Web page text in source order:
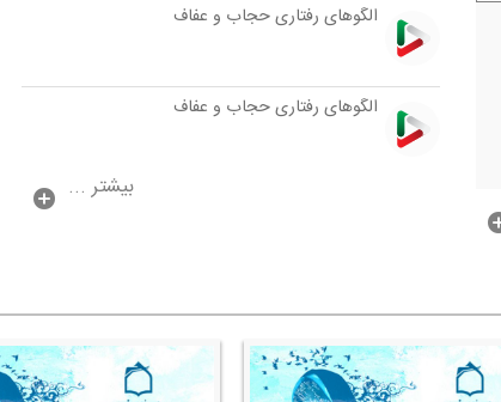
الگوهای رفتاری حجاب و عفاف
الگوهای رفتاری حجاب و عفاف
بیشتر ...